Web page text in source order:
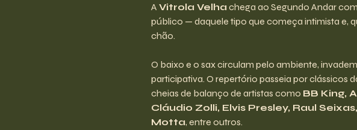
A Vitrola Velha chega ao Segundo Andar
público — daquele tipo que começa intimista e,
chão.
O baixo e o sax circulam pelo ambiente,
participativa. O repertório passeia por clássicos
cheias de balanço de artistas como BB King,
Cláudio Zolli, Elvis Presley, Raul
Motta, entre outros.